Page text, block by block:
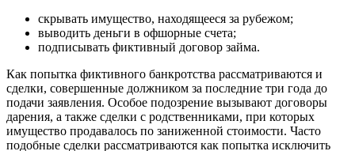
скрывать имущество, находящееся за рубежом;
выводить деньги в офшорные счета;
подписывать фиктивный договор займа.
Как попытка фиктивного банкротства рассматриваются и
сделки, совершенные должником за последние три года до
подачи заявления. Особое подозрение вызывают договоры
дарения, а также сделки с родственниками, при которых
имущество продавалось по заниженной стоимости. Часто
подобные сделки рассматриваются как попытка исключить